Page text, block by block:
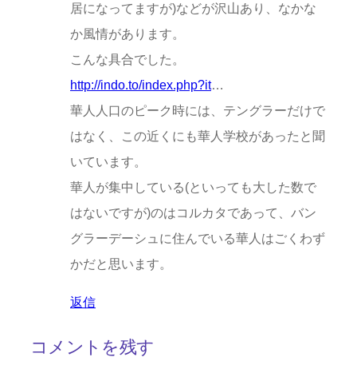
居になってますが)などが沢山あり、なかな
か風情があります。
こんな具合でした。
http://indo.to/index.php?it…
華人人口のピーク時には、テングラーだけで
はなく、この近くにも華人学校があったと聞
いています。
華人が集中している(といっても大した数で
はないですが)のはコルカタであって、バン
グラーデーシュに住んでいる華人はごくわず
かだと思います。
返信
コメントを残す